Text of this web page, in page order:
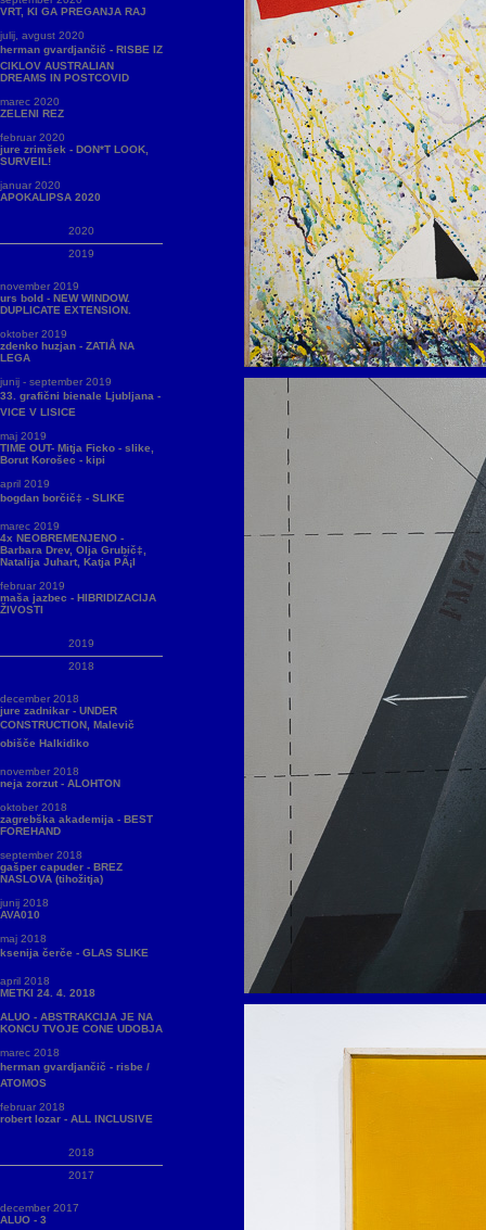
VRT, KI GA PREGANJA RAJ
julij, avgust 2020
herman gvardjančič - RISBE IZ
CIKLOV AUSTRALIAN
DREAMS IN POSTCOVID
marec 2020
ZELENI REZ
februar 2020
jure zrimšek - DON*T LOOK,
SURVEIL!
januar 2020
APOKALIPSA 2020
2020
2019
november 2019
urs bold - NEW WINDOW.
DUPLICATE EXTENSION.
oktober 2019
zdenko huzjan - ZATIÅ NA
LEGA
junij - september 2019
33. grafični bienale Ljubljana -
VICE V LISICE
maj 2019
TIME OUT- Mitja Ficko - slike,
Borut Korošec - kipi
april 2019
bogdan borčič‡ - SLIKE
marec 2019
4x NEOBREMENJENO -
Barbara Drev, Olja Grubič‡,
Natalija Juhart, Katja PÃ¡l
februar 2019
maša jazbec - HIBRIDIZACIJA
ŽIVOSTI
2019
2018
december 2018
jure zadnikar - UNDER
CONSTRUCTION, Malevič
obišče Halkidiko
november 2018
neja zorzut - ALOHTON
oktober 2018
zagrebška akademija - BEST
FOREHAND
september 2018
gašper capuder - BREZ
NASLOVA (tihožitja)
junij 2018
AVA010
maj 2018
ksenija čerče - GLAS SLIKE
april 2018
METKI 24. 4. 2018
ALUO - ABSTRAKCIJA JE NA
KONCU TVOJE CONE UDOBJA
marec 2018
herman gvardjančič - risbe /
ATOMOS
februar 2018
robert lozar - ALL INCLUSIVE
2018
2017
december 2017
ALUO - 3